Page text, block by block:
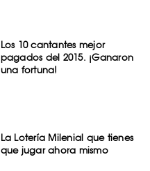
Los 10 cantantes mejor
pagados del 2015. ¡Ganaron
una fortuna!
La Lotería Milenial que tienes
que jugar ahora mismo